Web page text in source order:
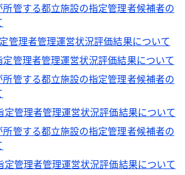
管する都立施設の指定管理者候補者の
管理者管理運営状況評価結果について
管理者管理運営状況評価結果について
管する都立施設の指定管理者候補者の
定管理者管理運営状況評価結果について
管する都立施設の指定管理者候補者の
定管理者管理運営状況評価結果について